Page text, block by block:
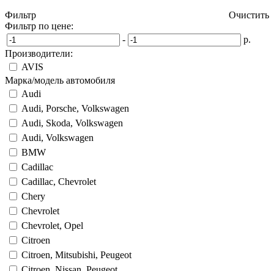
Фильтр
Очистить
Фильтр по цене:
-
р.
Производители:
AVIS
Марка/модель автомобиля
Audi
Audi, Porsche, Volkswagen
Audi, Skoda, Volkswagen
Audi, Volkswagen
BMW
Cadillac
Cadillac, Chevrolet
Chery
Chevrolet
Chevrolet, Opel
Citroen
Citroen, Mitsubishi, Peugeot